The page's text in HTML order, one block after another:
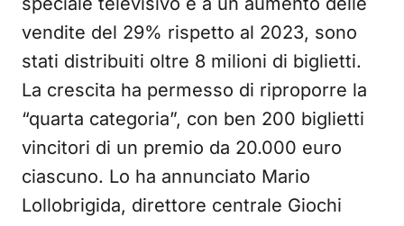
vendite del 29% rispetto al 2023, sono
stati distribuiti oltre 8 milioni di biglietti.
La crescita ha permesso di riproporre la
“quarta categoria”, con ben 200 biglietti
vincitori di un premio da 20.000 euro
ciascuno. Lo ha annunciato Mario
Lollobrigida, direttore centrale Giochi